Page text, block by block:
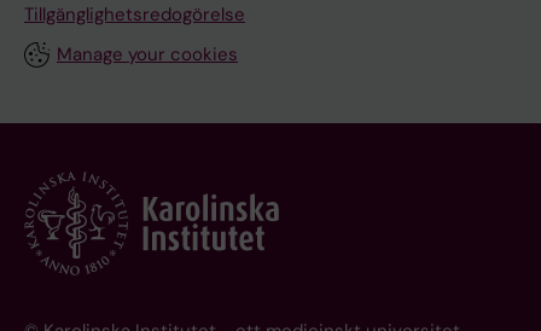
Tillgänglighetsredogörelse
Manage your cookies